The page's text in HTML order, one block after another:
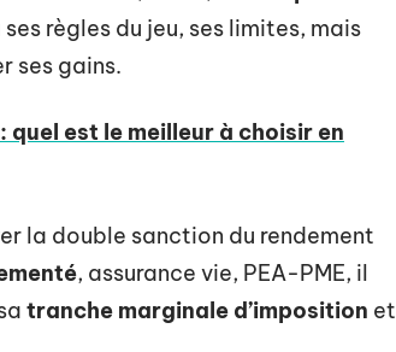
règles du jeu, ses limites, mais
ses gains.
quel est le meilleur à choisir en
la double sanction du rendement
, assurance vie, PEA-PME, il
tranche marginale d’imposition et